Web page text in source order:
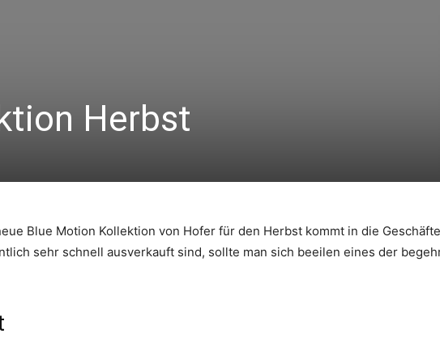
Herbst
Blue Motion Kollektion von Hofer für den Herbst kommt in die
sehr schnell ausverkauft sind, sollte man sich beeilen eines der